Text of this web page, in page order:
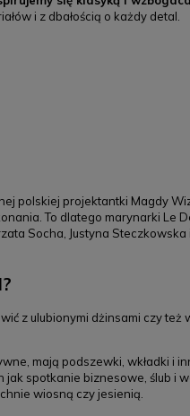
i z dbałością o każdy detal.
polskiej projektantki Magdy
To dlatego marynarki Le
Socha, Justyna
z ulubionymi dżinsami czy
mają podszewki, wkładki
spotkanie biznesowe, ślub
wiosną czy jesienią.